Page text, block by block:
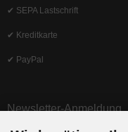
✔ SEPA Lastschrift
✔ Kreditkarte
✔ PayPal
Newsletter-Anmeldung